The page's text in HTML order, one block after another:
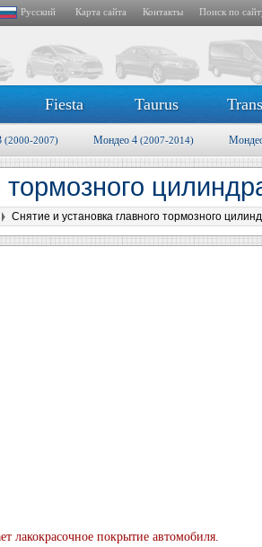
Русский Карта сайта Контакты Поиск по
Fiesta Taurus
(2000-2007) Мондео 4 (2007-2014)
тормозного
Снятие и установка главного тормозного
лакокрасочное покрытие автомобиля.